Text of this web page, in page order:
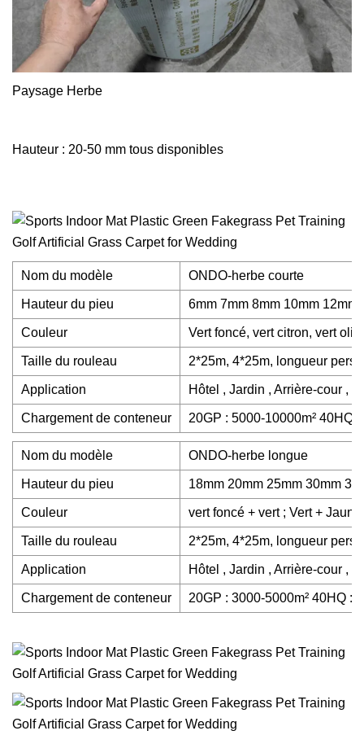
Paysage Herbe
Hauteur : 20-50 mm tous disponibles
Nom du modèle ONDO-herbe courte
Hauteur du pieu 6mm 7mm 8mm 10mm 12mm
Couleur Vert foncé, vert citron, vert
Taille du rouleau 2*25m, 4*25m, longueur
Application Hôtel , Jardin , Arrière-cour ,
Chargement de conteneur 20GP : 5000-10000m² 40HQ
Nom du modèle ONDO-herbe longue
Hauteur du pieu 18mm 20mm 25mm 30mm
Couleur vert foncé + vert ; Vert +
Taille du rouleau 2*25m, 4*25m, longueur
Application Hôtel , Jardin , Arrière-cour ,
Chargement de conteneur 20GP : 3000-5000m² 40HQ :